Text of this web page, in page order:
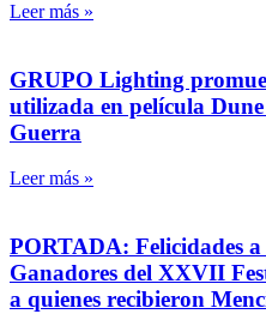
Leer más »
GRUPO Lighting
utilizada en película Dune
Guerra
Leer más »
PORTADA: Felicidades
Ganadores del XXVII
a quienes recibieron